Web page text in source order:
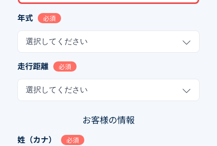
年式 必須
選択してください
走行距離 必須
選択してください
お客様の情報
姓（カナ） 必須